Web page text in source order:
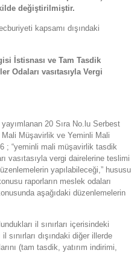
değiştirilmiştir.
kapsamı dışındaki
İstisnası ve Tam Tasdik
Odaları vasıtasıyla Vergi
20 Sıra No.lu Serbest
Müşavirlik ve Yeminli Mali
; “yeminli mali müşavirlik tasdik
vasıtasıyla vergi dairelerine teslimi
yapılabileceği,” hususu
raporların meslek odaları
aşağıdaki düzenlemelerin
il sınırları içerisindeki
sınırları dışındaki diğer illerde
(tam tasdik, yatırım indirimi,